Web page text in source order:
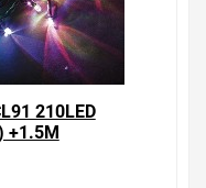
210LED
+1.5М